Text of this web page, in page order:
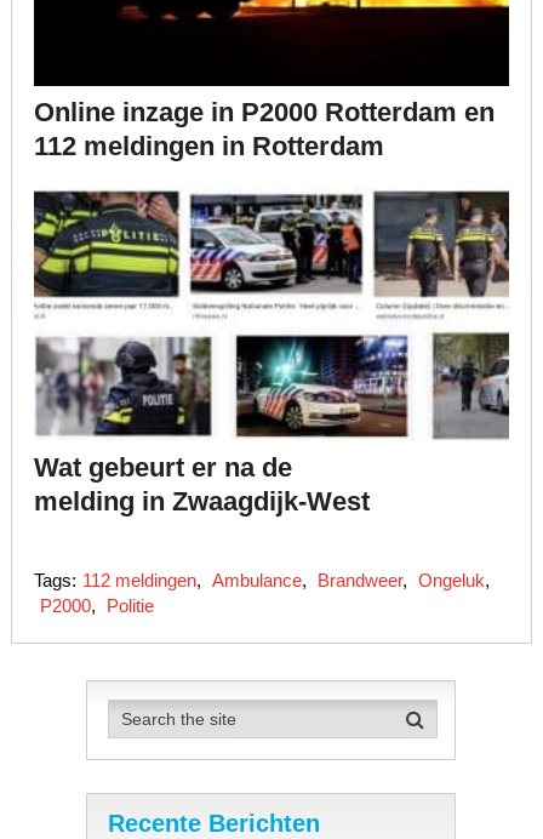
Online inzage in P2000 Rotterdam en
112 meldingen in Rotterdam
Wat gebeurt er na de
melding in Zwaagdijk-West
Tags: 112 meldingen, Ambulance, Brandweer, Ongeluk,
P2000, Politie
Recente Berichten